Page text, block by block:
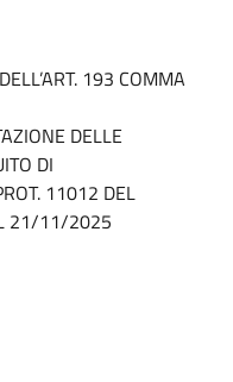
193 COMMA
DELLE
DI
11012 DEL
21/11/2025